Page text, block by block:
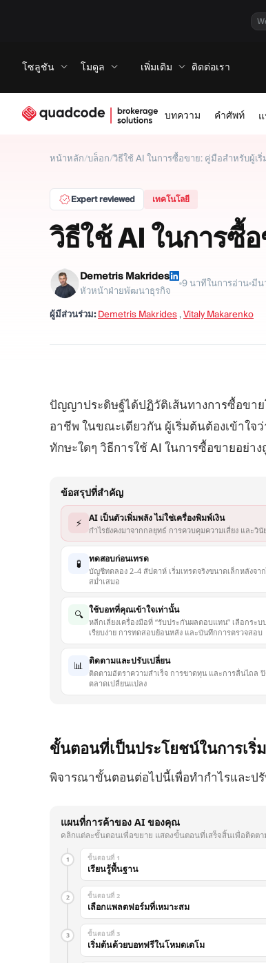
โซลูชัน โมดูล เพิ่มเติม ติดต่อเรา
บทความ คำศัพท์
หน้าหลัก/บล็อก/วิธีใช้ AI ในการซื้อขาย: คู่มือสำหรับผู้เ
Expert reviewed เทคโนโลยี
วิธีใช้ AI ในการซื้
Demetris Makrides
หัวหน้าฝ่ายพัฒนาธุรกิจ
9นาทีในการอ่าน มีน
ผู้มีส่วนร่วม: Demetris Makrides ,Vitaly Makarenko
ปัญญาประดิษฐ์ได้ปฏิวัติเส้นทางการซื้อขาย
อาชีพ ในขณะเดียวกัน ผู้เริ่มต้นต้องเข้าใจ
ทักษะใดๆ วิธีการใช้ AI ในการซื้อขายอย่า
ข้อสรุปที่สำคัญ
⚡ AI เป็นตัวเพิ่มพลัง ไม่ใช่เครื่องพิมพ์เงิน
กำไรยังคงมาจากกลยุทธ์ การควบคุมความเสี่ยง และวิ
🧪 ทดสอบก่อนเทรด
บัญชีทดลอง 2–4 สัปดาห์ เริ่มเทรดจริงขนาดเล็กหลังจา
สม่ำเสมอ
🔍 ใช้บอทที่คุณเข้าใจเท่านั้น
หลีกเลี่ยงเครื่องมือที่ “รับประกันผลตอบแทน” เลือกระ
เรียบง่าย การทดสอบย้อนหลัง และบันทึกการตรวจสอบ
📊 ติดตามและปรับเปลี่ยน
ติดตามอัตราความสำเร็จ การขาดทุน และการลื่นไถล
ตลาดเปลี่ยนแปลง
ขั้นตอนที่เป็นประโยชน์ในการเริ่
พิจารณาขั้นตอนต่อไปนี้เพื่อทำกำไรและป
แผนที่การค้าของ AI ของคุณ
คลิกแต่ละขั้นตอนเพื่อขยาย แสดงขั้นตอนที่เสร็จสิ้นเพื่อติดต
1 ขั้นตอนที่ 1
เรียนรู้พื้นฐาน
2 ขั้นตอนที่ 2
เลือกแพลตฟอร์มที่เหมาะสม
3 ขั้นตอนที่ 3
เริ่มต้นด้วยบอทฟรีในโหมดเดโม